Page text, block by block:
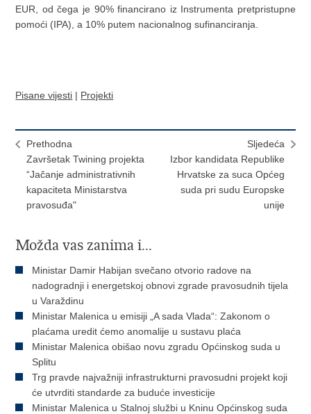
EUR, od čega je 90% financirano iz Instrumenta pretpristupne
pomoći (IPA), a 10% putem nacionalnog sufinanciranja.
Pisane vijesti | Projekti
Prethodna
Završetak Twining projekta
“Jačanje administrativnih
kapaciteta Ministarstva
pravosuđa"
Sljedeća
Izbor kandidata Republike
Hrvatske za suca Općeg
suda pri sudu Europske
unije
Možda vas zanima i...
Ministar Damir Habijan svečano otvorio radove na
nadogradnji i energetskoj obnovi zgrade pravosudnih tijela
u Varaždinu
Ministar Malenica u emisiji „A sada Vlada“: Zakonom o
plaćama uredit ćemo anomalije u sustavu plaća
Ministar Malenica obišao novu zgradu Općinskog suda u
Splitu
Trg pravde najvažniji infrastrukturni pravosudni projekt koji
će utvrditi standarde za buduće investicije
Ministar Malenica u Stalnoj službi u Kninu Općinskog suda